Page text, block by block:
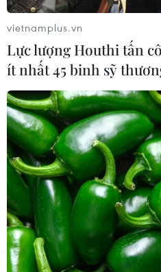
vietnamplus.vn
Lực lượng Houthi tấn
ít nhất 45 binh sỹ